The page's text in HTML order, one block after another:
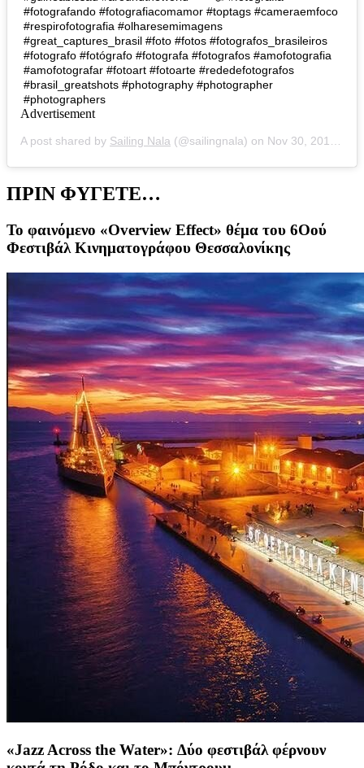
#fotografando #fotografiacomamor #toptags #cameraemfoco
#respirofotografia #olharesemimagens
#great_captures_brasil #foto #fotos #fotografos_brasileiros
#fotografo #fotógrafo #fotografa #fotografos #amofotografia
#amofotografar #fotoart #fotoarte #rededefotografos
#brasil_greatshots #photography #photographer
#photographers
Advertisement
A post shared by Sailing Nala (@sailingnala) on Nov 30, 2018 at 3:02pm PST
ΠΡΙΝ ΦΥΓΕΤΕ…
Το φαινόμενο «Overview Effect» θέμα του 6Οού
Φεστιβάλ Κινηματογράφου Θεσσαλονίκης
«Jazz Across the Water»: Δύο φεστιβάλ φέρνουν